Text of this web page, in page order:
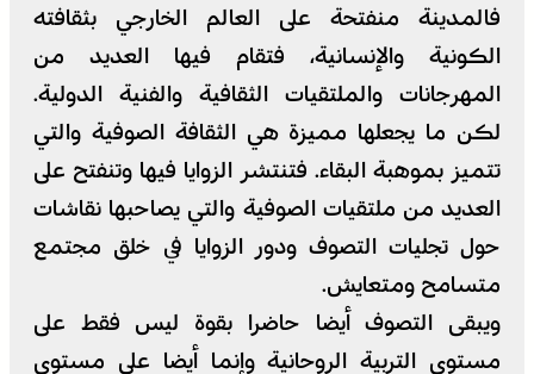
فالمدينة منفتحة على العالم الخارجي بثقافته
الكونية والإنسانية، فتقام فيها العديد من
المهرجانات والملتقيات الثقافية والفنية الدولية.
لكن ما يجعلها مميزة هي الثقافة الصوفية والتي
تتميز بموهبة البقاء. فتنتشر الزوايا فيها وتنفتح على
العديد من ملتقيات الصوفية والتي يصاحبها نقاشات
حول تجليات التصوف ودور الزوايا في خلق مجتمع
متسامح ومتعايش.
ويبقى التصوف أيضا حاضرا بقوة ليس فقط على
مستوى التربية الروحانية وإنما أيضا على مستوى